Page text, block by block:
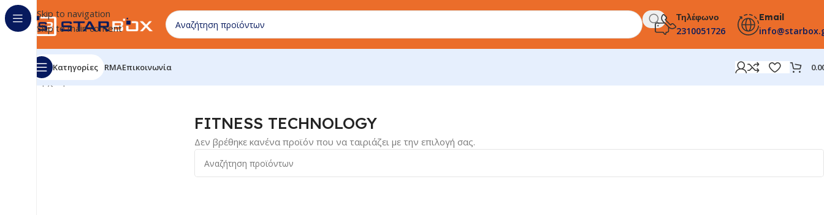
Skip to navigation
Skip to main content
Τηλέφωνο
2310051726
Email
Κατηγορίες RMAΕπικοινωνία
Αρχική σελίδα/
FITNESS TECHNOLOGY
Δεν βρέθηκε κανένα προϊόν που να ταιριάζει με την επιλογή σας.